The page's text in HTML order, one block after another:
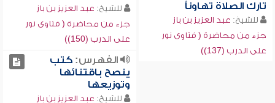
تارك الصلاة تهاوناً
للشيخ: عبد العزيز بن باز
جزء من محاضرة ( فتاوى نور
على الدرب (137))
للشيخ: عبد العزيز بن باز
جزء من محاضرة ( فتاوى نور
على الدرب (150))
الفهرس:كتب
ينصح باقتنائها
وتوزيعها
للشيخ: عبد العزيز بن باز